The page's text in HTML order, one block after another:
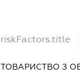
riskFactors.title
ТОВАРИСТВО З